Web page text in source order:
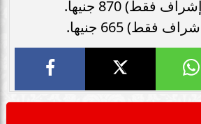
فقط) 870 جنيها.
فقط) 665 جنيها.